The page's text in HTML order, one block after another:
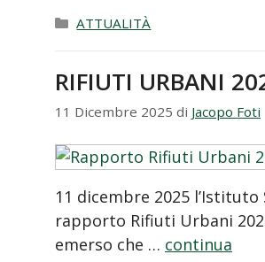
Categorie
ATTUALITÀ
RIFIUTI URBANI
11 Dicembre 2025 di Jacopo Foti
11 dicembre 2025
rapporto Rifiuti Urbani
emerso che … continua